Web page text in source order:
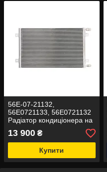
56E-07-21132,
56E0721133, 56E0721132
Радіатор кондиціонера на
Komatsu
13 900 ₴
Купити